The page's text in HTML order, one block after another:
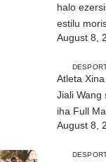
halo
estilu
August 8,
Atleta
Jiali Wang
iha Full
August 8,